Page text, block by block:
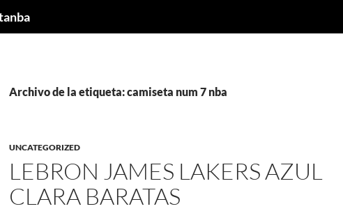
Archivo de la etiqueta: camiseta num 7 nba
UNCATEGORIZED
LEBRON JAMES LAKERS AZUL
CLARA BARATAS